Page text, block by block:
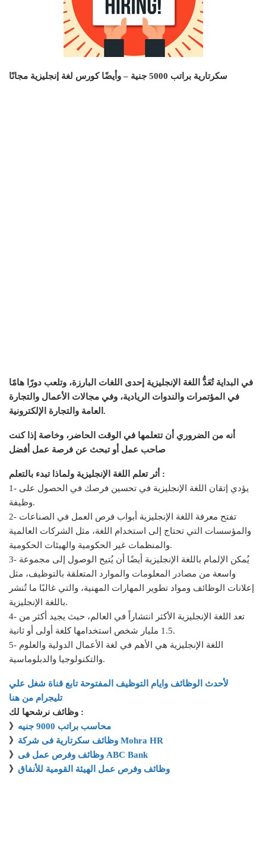
سكرتارية براتب 5000 جنية – وأيضًا كورس لغة إنجليزية مجانًا
في البداية تُعَدُّ اللغة الإنجليزية إحدى اللغات البارزة، وتلعب دورًا هامًا
في المؤتمرات والندوات الريادية، وفي مجالات الأعمال والتجارة
العامة والتجارة الإلكترونية.
أنه من الضروري أن تتعلمها في الوقت الحاضر، وخاصة إذا كنت
صاحب عمل أو تبحث عن فرصة عمل أفضل
أثر تعلم اللغة الإنجليزية ولماذا تبدء بالتعلم :
1- يؤدي إتقان اللغة الإنجليزية في تحسين فرصك في الحصول على
وظيفة.
2- تفتح معرفة اللغة الإنجليزية أبواب فرص العمل في الصناعات
والمؤسسات التي تحتاج إلى استخدام اللغة، مثل الشركات العالمية
والمنظمات غير الحكومية والهيئات الحكومية.
3- يُمكن الإلمام باللغة الإنجليزية أيضًا أن يُتيح الوصول إلى مجموعة
واسعة من مصادر المعلومات والموارد المتعلقة بالتوظيف، مثل
إعلانات الوظائف ومواد تطوير المهارات المهنية، والتي غالبًا ما تُنشر
باللغة الإنجليزية.
4- تعد اللغة الإنجليزية الأكثر انتشاراً في العالم، حيث يجيد أكثر من
1.5 مليار شخص استخدامها كلغة أولى أو ثانية.
5- اللغة الإنجليزية هي الأهم في لغة الأعمال الدولية والعلوم
والتكنولوجيا والدبلوماسية.
لأحدث الوظائف وايام التوظيف المفتوحة تابع قناة شغل علي
تليجرام من هنا
وظائف نرشحها لك :
》
محاسب براتب 9000 جنيه
》
وظائف سكرتارية فى شركة Mohra HR
》
وظائف وفرص عمل فى ABC Bank
》 وظائف وفرص عمل الهيئة القومية للأنفاق